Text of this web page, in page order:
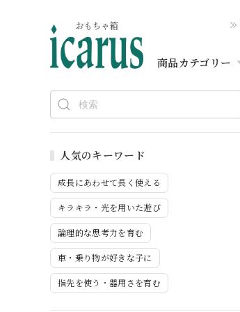
商品カテゴリー
人気のキーワード
成長にあわせて長く使える
キラキラ・光を用いた遊び
論理的な思考力を育む
車・乗り物が好きな子に
指先を使う・器用さを育む